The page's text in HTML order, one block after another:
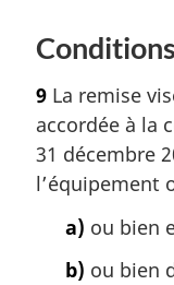
Conditions
9 La remise
accordée à la
31 décembre
l’équipement
a) ou bien
b) ou bien